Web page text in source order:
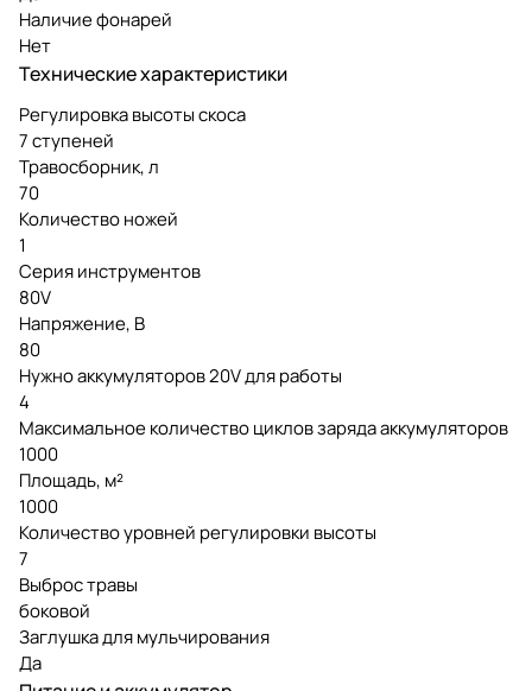
Наличие фонарей
Нет
Технические характеристики
Регулировка высоты скоса
7 ступеней
Травосборник, л
70
Количество ножей
1
Серия инструментов
80V
Напряжение, В
80
Нужно аккумуляторов 20V для работы
4
Максимальное количество циклов заряда аккумуляторов
1000
Площадь, м²
1000
Количество уровней регулировки высоты
7
Выброс травы
боковой
Заглушка для мульчирования
Да